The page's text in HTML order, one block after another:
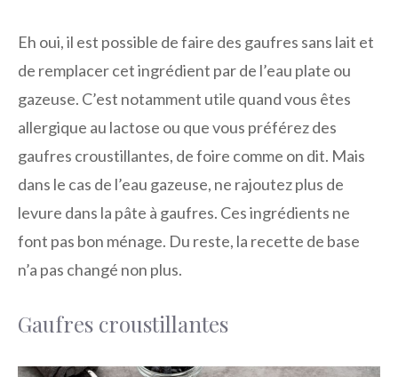
Eh oui, il est possible de faire des gaufres sans lait et
de remplacer cet ingrédient par de l’eau plate ou
gazeuse. C’est notamment utile quand vous êtes
allergique au lactose ou que vous préférez des
gaufres croustillantes, de foire comme on dit. Mais
dans le cas de l’eau gazeuse, ne rajoutez plus de
levure dans la pâte à gaufres. Ces ingrédients ne
font pas bon ménage. Du reste, la recette de base
n’a pas changé non plus.
Gaufres croustillantes